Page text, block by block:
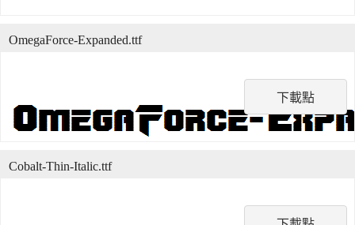
下載點
OmegaForce-Expanded.ttf
Cobalt-Thin-Italic.ttf